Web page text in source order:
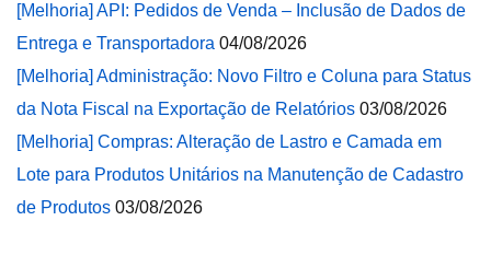
[Melhoria] API: Pedidos de Venda – Inclusão de Dados de
Entrega e Transportadora 04/08/2026
[Melhoria] Administração: Novo Filtro e Coluna para Status
da Nota Fiscal na Exportação de Relatórios 03/08/2026
[Melhoria] Compras: Alteração de Lastro e Camada em
Lote para Produtos Unitários na Manutenção de Cadastro
de Produtos 03/08/2026